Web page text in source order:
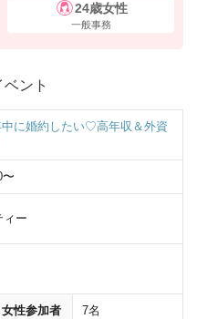
24歳女性
一般事務
ント
中に婚約したい♡高年収＆外資
ィー
女性参加者 7名